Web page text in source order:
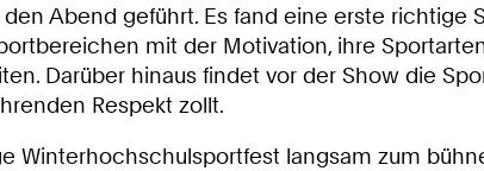
Abend geführt. Es fand eine erste
mit der Motivation, ihre
Darüber hinaus findet vor der Show die
Respekt zollt.
Winterhochschulsportfest langsam zum